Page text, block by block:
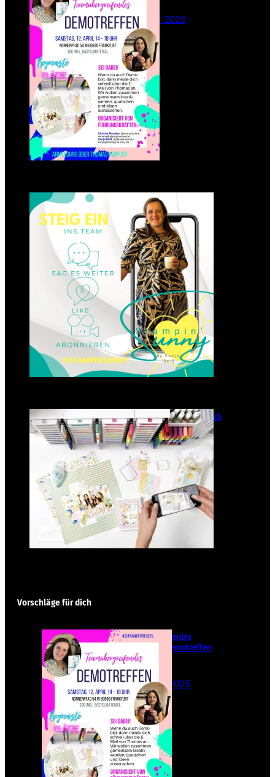
26. Februar 2025
Einsteigen 2025 im Team
Stampin‘ Sunny
23. Januar 2025
GANZ NEU: Scrapbooking Club
2025
21. Januar 2025
Vorschläge für dich
Teamübergreifendes
Stampin‘ Up! Demotreffen
– Sei dabei!
26. Februar 2025